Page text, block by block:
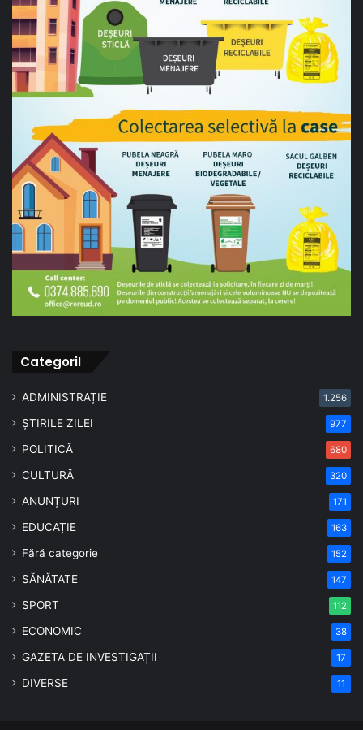
CategoriI
ADMINISTRAȚIE 1.256
ȘTIRILE ZILEI 977
POLITICĂ 680
CULTURĂ 320
ANUNȚURI 171
EDUCAȚIE 163
Fără categorie 152
SĂNĂTATE 147
SPORT 112
ECONOMIC 38
GAZETA DE INVESTIGAȚII 17
DIVERSE 11